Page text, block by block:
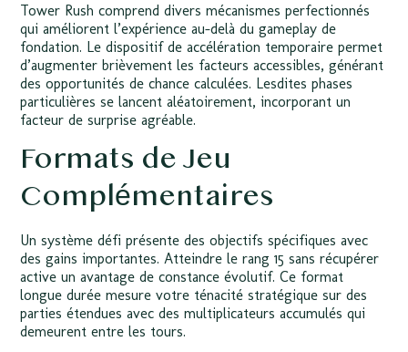
Tower Rush comprend divers mécanismes perfectionnés
qui améliorent l’expérience au-delà du gameplay de
fondation. Le dispositif de accélération temporaire permet
d’augmenter brièvement les facteurs accessibles, générant
des opportunités de chance calculées. Lesdites phases
particulières se lancent aléatoirement, incorporant un
facteur de surprise agréable.
Formats de Jeu
Complémentaires
Un système défi présente des objectifs spécifiques avec
des gains importantes. Atteindre le rang 15 sans récupérer
active un avantage de constance évolutif. Ce format
longue durée mesure votre ténacité stratégique sur des
parties étendues avec des multiplicateurs accumulés qui
demeurent entre les tours.